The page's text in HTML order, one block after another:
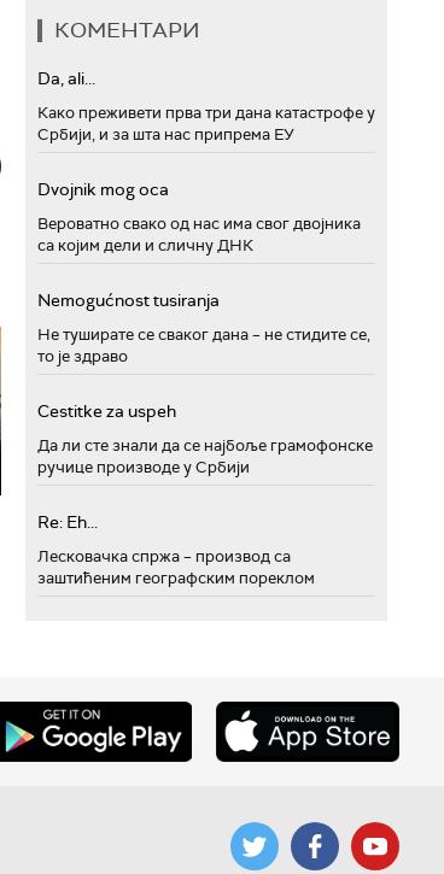
КОМЕНТАРИ
Da, ali...
Како преживети прва три дана катастрофе у
Србији, и за шта нас припрема ЕУ
Dvojnik mog oca
Вероватно свако од нас има свог двојника
са којим дели и сличну ДНК
Nemogućnost tusiranja
Не туширате се сваког дана – не стидите се,
то је здраво
Cestitke za uspeh
Да ли сте знали да се најбоље грамофонске
ручице производе у Србији
Re: Eh...
Лесковачка спржа – производ са
заштићеним географским пореклом